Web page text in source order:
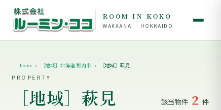
ROOM IN KOKO
WAKKANAI · HOKKAIDO
home ［地域］北海道-稚内市 ［地域］萩見
PROPERTY
［地域］萩見 該当物件 2 件